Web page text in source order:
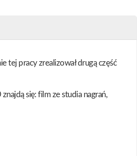
tej pracy zrealizował drugą część
się: film ze studia nagrań,